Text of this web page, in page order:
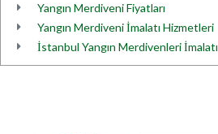
Yangın Merdiveni Fiyatları
Yangın Merdiveni İmalatı Hizmetleri
İstanbul Yangın Merdivenleri İmalatı